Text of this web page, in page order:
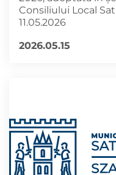
Consiliului Local
11.05.2026
2026.05.15